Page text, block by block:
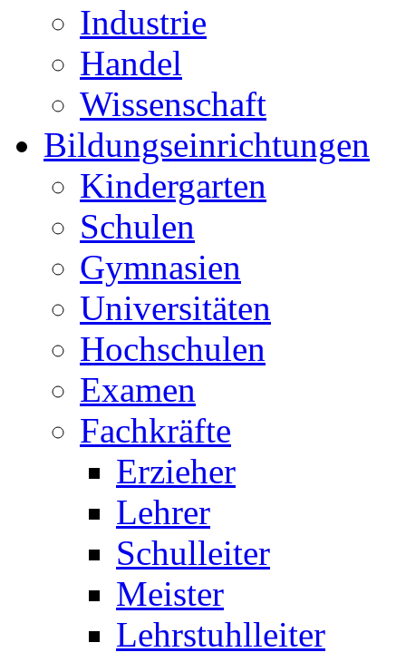
Industrie
Handel
Wissenschaft
Bildungseinrichtungen
Kindergarten
Schulen
Gymnasien
Universitäten
Hochschulen
Examen
Fachkräfte
Erzieher
Lehrer
Schulleiter
Meister
Lehrstuhlleiter